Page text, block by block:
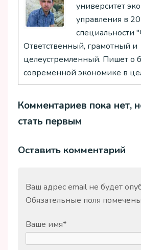
университет
управления в
специальности
Ответственный, грамотный и
целеустремленный. Пишет о
современной экономике в
Комментариев пока нет,
стать первым
Оставить комментарий
Ваш адрес email не будет
Обязательные поля помечены
Ваше имя*